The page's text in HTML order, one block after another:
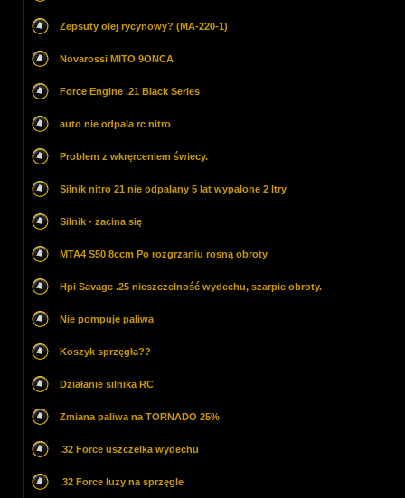
Zepsuty olej rycynowy? (MA-220-1)
Novarossi MITO 9ONCA
Force Engine .21 Black Series
auto nie odpala rc nitro
Problem z wkręrceniem świecy.
Silnik nitro 21 nie odpalany 5 lat wypalone 2 ltry
Silnik - zacina się
MTA4 S50 8ccm Po rozgrzaniu rosną obroty
Hpi Savage .25 nieszczelność wydechu, szarpie obroty.
Nie pompuje paliwa
Koszyk sprzęgła??
Działanie silnika RC
Zmiana paliwa na TORNADO 25%
.32 Force uszczelka wydechu
.32 Force luzy na sprzęgle